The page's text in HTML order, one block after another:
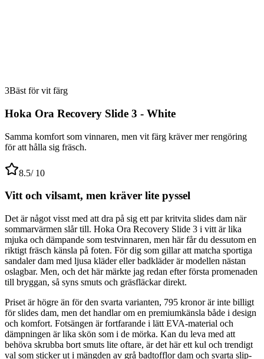
3Bäst för vit färg
Hoka Ora Recovery Slide 3 - White
Samma komfort som vinnaren, men vit färg kräver mer rengöring
för att hålla sig fräsch.
8.5/ 10
Vitt och vilsamt, men kräver lite pyssel
Det är något visst med att dra på sig ett par kritvita slides dam när
sommarvärmen slår till. Hoka Ora Recovery Slide 3 i vitt är lika
mjuka och dämpande som testvinnaren, men här får du dessutom en
riktigt fräsch känsla på foten. För dig som gillar att matcha sportiga
sandaler dam med ljusa kläder eller badkläder är modellen nästan
oslagbar. Men, och det här märkte jag redan efter första promenaden
till bryggan, så syns smuts och gräsfläckar direkt.
Priset är högre än för den svarta varianten, 795 kronor är inte billigt
för slides dam, men det handlar om en premiumkänsla både i design
och komfort. Fotsängen är fortfarande i lätt EVA-material och
dämpningen är lika skön som i de mörka. Kan du leva med att
behöva skrubba bort smuts lite oftare, är det här ett kul och trendigt
val som sticker ut i mängden av grå badtofflor dam och svarta slip-